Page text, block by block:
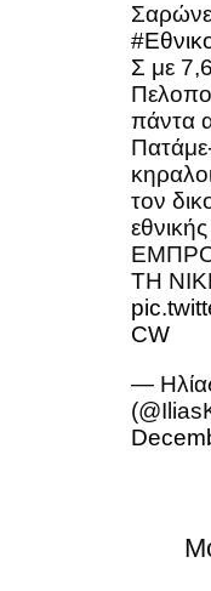
Σ με
πάντα
τον
ΤΗ
CW
—